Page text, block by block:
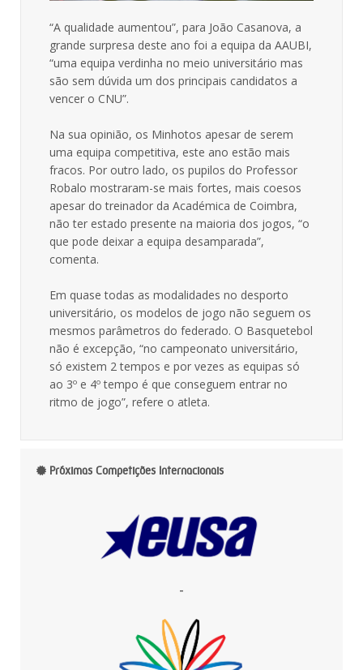
“A qualidade aumentou”, para João Casanova, a
grande surpresa deste ano foi a equipa da AAUBI,
“uma equipa verdinha no meio universitário mas
são sem dúvida um dos principais candidatos a
vencer o CNU”.
Na sua opinião, os Minhotos apesar de serem
uma equipa competitiva, este ano estão mais
fracos. Por outro lado, os pupilos do Professor
Robalo mostraram-se mais fortes, mais coesos
apesar do treinador da Académica de Coimbra,
não ter estado presente na maioria dos jogos, “o
que pode deixar a equipa desamparada”,
comenta.
Em quase todas as modalidades no desporto
universitário, os modelos de jogo não seguem os
mesmos parâmetros do federado. O Basquetebol
não é excepção, “no campeonato universitário,
só existem 2 tempos e por vezes as equipas só
ao 3º e 4º tempo é que conseguem entrar no
ritmo de jogo”, refere o atleta.
Próximas Competições Internacionais
-